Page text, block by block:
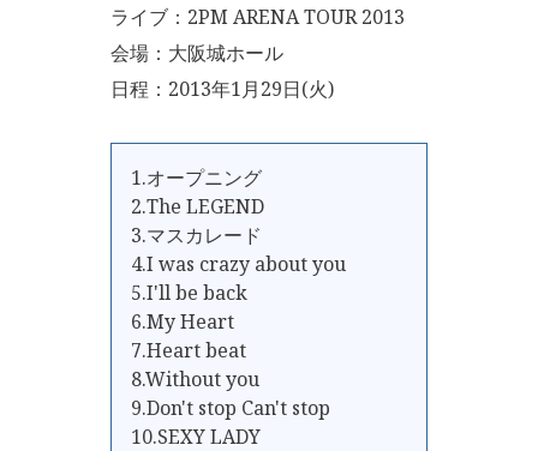
ライブ：2PM ARENA TOUR 2013
会場：大阪城ホール
日程：2013年1月29日(火)
1.オープニング
2.The LEGEND
3.マスカレード
4.I was crazy about you
5.I'll be back
6.My Heart
7.Heart beat
8.Without you
9.Don't stop Can't stop
10.SEXY LADY